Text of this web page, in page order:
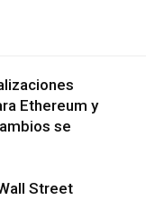
Ethereum y
se
Street